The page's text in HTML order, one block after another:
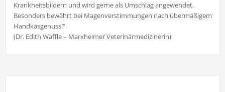
Krankheitsbildern und wird gerne als Umschlag angewendet.
Besonders bewährt bei Magenverstimmungen nach übermäßigem
Handkäsgenuss!“
(Dr. Edith Waffle – Marxheimer Veterinärmedizinerin)